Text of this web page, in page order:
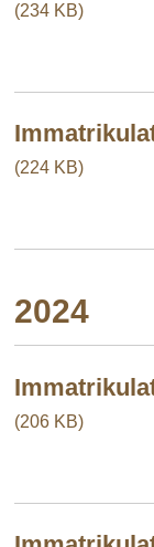
(234 KB)
(224 KB)
2024
(206 KB)